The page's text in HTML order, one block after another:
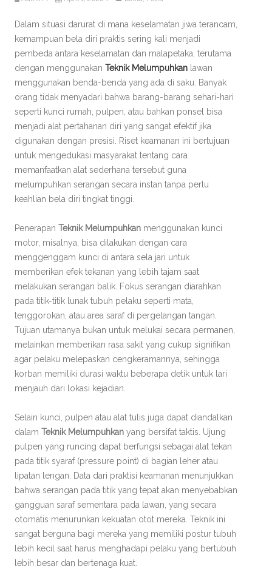
Dalam situasi darurat di mana keselamatan jiwa terancam,
kemampuan bela diri praktis sering kali menjadi
pembeda antara keselamatan dan malapetaka, terutama
dengan menggunakan Teknik Melumpuhkan lawan
menggunakan benda-benda yang ada di saku. Banyak
orang tidak menyadari bahwa barang-barang sehari-hari
seperti kunci rumah, pulpen, atau bahkan ponsel bisa
menjadi alat pertahanan diri yang sangat efektif jika
digunakan dengan presisi. Riset keamanan ini bertujuan
untuk mengedukasi masyarakat tentang cara
memanfaatkan alat sederhana tersebut guna
melumpuhkan serangan secara instan tanpa perlu
keahlian bela diri tingkat tinggi.
Penerapan Teknik Melumpuhkan menggunakan kunci
motor, misalnya, bisa dilakukan dengan cara
menggenggam kunci di antara sela jari untuk
memberikan efek tekanan yang lebih tajam saat
melakukan serangan balik. Fokus serangan diarahkan
pada titik-titik lunak tubuh pelaku seperti mata,
tenggorokan, atau area saraf di pergelangan tangan.
Tujuan utamanya bukan untuk melukai secara permanen,
melainkan memberikan rasa sakit yang cukup signifikan
agar pelaku melepaskan cengkeramannya, sehingga
korban memiliki durasi waktu beberapa detik untuk lari
menjauh dari lokasi kejadian.
Selain kunci, pulpen atau alat tulis juga dapat diandalkan
dalam Teknik Melumpuhkan yang bersifat taktis. Ujung
pulpen yang runcing dapat berfungsi sebagai alat tekan
pada titik syaraf (pressure point) di bagian leher atau
lipatan lengan. Data dari praktisi keamanan menunjukkan
bahwa serangan pada titik yang tepat akan menyebabkan
gangguan saraf sementara pada lawan, yang secara
otomatis menurunkan kekuatan otot mereka. Teknik ini
sangat berguna bagi mereka yang memiliki postur tubuh
lebih kecil saat harus menghadapi pelaku yang bertubuh
lebih besar dan bertenaga kuat.